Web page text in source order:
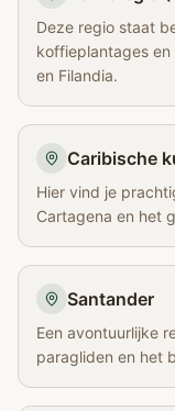
Deze regio staat
koffieplantages
en Filandia.
Caribische
Hier vind je
Cartagena en het
Santander
Een avontuurlijke
paragliden en het